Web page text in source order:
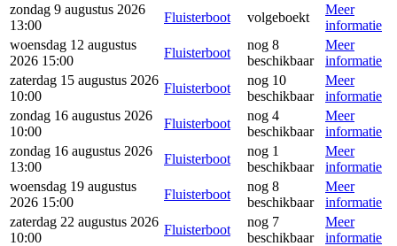
zondag 9 augustus 2026
13:00
Fluisterboot volgeboekt
Meer
informatie
woensdag 12 augustus
2026 15:00
Fluisterboot
nog 8
beschikbaar
Meer
informatie
zaterdag 15 augustus 2026
10:00
Fluisterboot
nog 10
beschikbaar
Meer
informatie
zondag 16 augustus 2026
10:00
Fluisterboot
nog 4
beschikbaar
Meer
informatie
zondag 16 augustus 2026
13:00
Fluisterboot
nog 1
beschikbaar
Meer
informatie
woensdag 19 augustus
2026 15:00
Fluisterboot
nog 8
beschikbaar
Meer
informatie
zaterdag 22 augustus 2026
10:00
Fluisterboot
nog 7
beschikbaar
Meer
informatie